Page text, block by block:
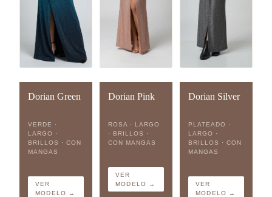
Dorian Green
VERDE ·
LARGO ·
BRILLOS · CON
MANGAS
VER
MODELO →
Dorian Pink
ROSA · LARGO
· BRILLOS ·
CON MANGAS
VER
MODELO →
Dorian Silver
PLATEADO ·
LARGO ·
BRILLOS · CON
MANGAS
VER
MODELO →